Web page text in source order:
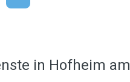
in Hofheim am